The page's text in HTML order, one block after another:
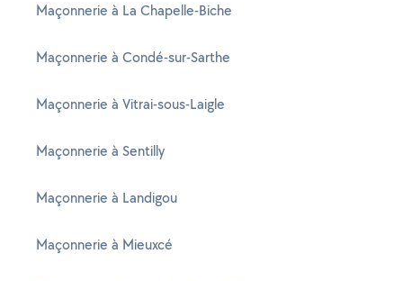
Maçonnerie à La Chapelle-Biche
Maçonnerie à Condé-sur-Sarthe
Maçonnerie à Vitrai-sous-Laigle
Maçonnerie à Sentilly
Maçonnerie à Landigou
Maçonnerie à Mieuxcé